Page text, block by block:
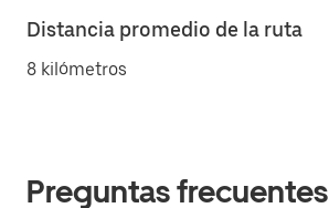
Distancia promedio de la ruta
8 kilómetros
Preguntas frecuentes